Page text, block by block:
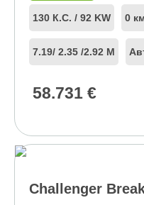
130 К.С. / 92 KW 0
7.19/ 2.35 /2.92 М
58.731 €
Challenger